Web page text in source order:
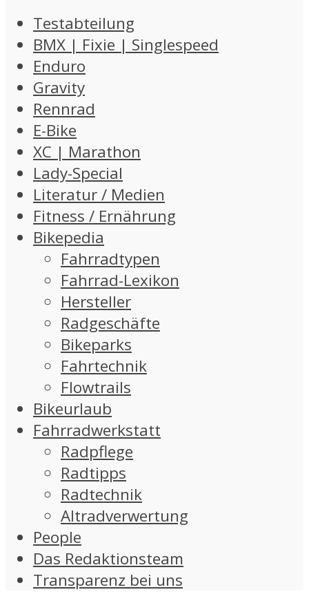
Testabteilung
BMX | Fixie | Singlespeed
Enduro
Gravity
Rennrad
E-Bike
XC | Marathon
Lady-Special
Literatur / Medien
Fitness / Ernährung
Bikepedia
Fahrradtypen
Fahrrad-Lexikon
Hersteller
Radgeschäfte
Bikeparks
Fahrtechnik
Flowtrails
Bikeurlaub
Fahrradwerkstatt
Radpflege
Radtipps
Radtechnik
Altradverwertung
People
Das Redaktionsteam
Transparenz bei uns